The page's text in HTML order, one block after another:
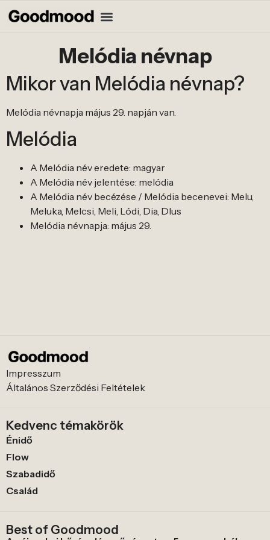
Melódia névnap
Mikor van Melódia névnap?
Melódia névnapja május 29. napján van.
Melódia
A Melódia név eredete: magyar
A Melódia név jelentése: melódia
A Melódia név becézése / Melódia becenevei: Melu,
Meluka, Melcsi, Meli, Lódi, Dia, DIus
Melódia névnapja: május 29.
Impresszum
Általános Szerződési Feltételek
Kedvenc témakörök
Énidő
Flow
Szabadidő
Család
Best of Goodmood